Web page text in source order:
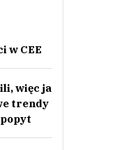
w CEE
więc ja
trendy